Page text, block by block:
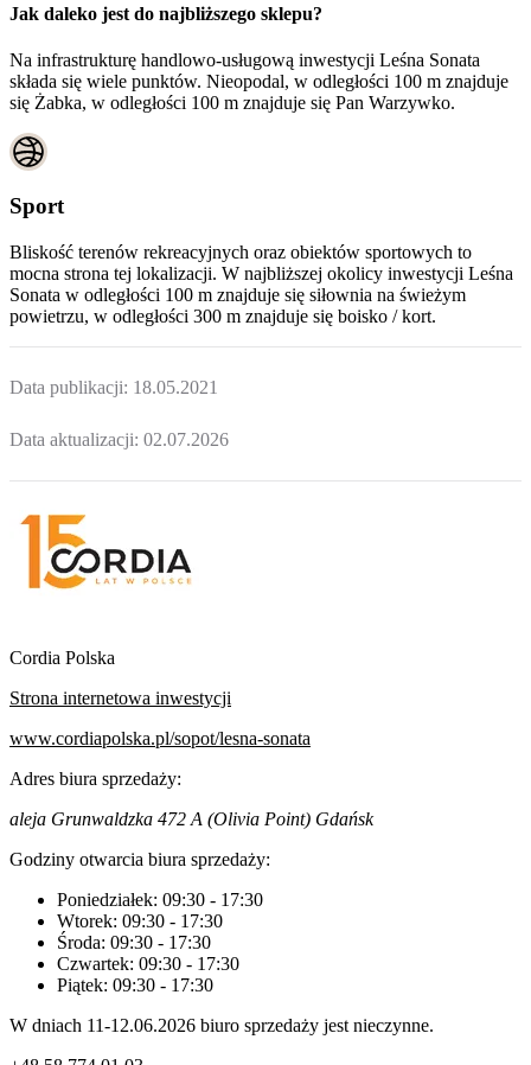
Jak daleko jest do najbliższego sklepu?
Na infrastrukturę handlowo-usługową inwestycji Leśna Sonata
składa się wiele punktów. Nieopodal, w odległości 100 m znajduje
się Żabka, w odległości 100 m znajduje się Pan Warzywko.
Sport
Bliskość terenów rekreacyjnych oraz obiektów sportowych to
mocna strona tej lokalizacji. W najbliższej okolicy inwestycji Leśna
Sonata w odległości 100 m znajduje się siłownia na świeżym
powietrzu, w odległości 300 m znajduje się boisko / kort.
Data publikacji: 18.05.2021
Data aktualizacji: 02.07.2026
Cordia Polska
Strona internetowa inwestycji
www.cordiapolska.pl/sopot/lesna-sonata
Adres biura sprzedaży:
aleja Grunwaldzka 472 A (Olivia Point) Gdańsk
Godziny otwarcia biura sprzedaży:
Poniedziałek: 09:30 - 17:30
Wtorek: 09:30 - 17:30
Środa: 09:30 - 17:30
Czwartek: 09:30 - 17:30
Piątek: 09:30 - 17:30
W dniach 11-12.06.2026 biuro sprzedaży jest nieczynne.